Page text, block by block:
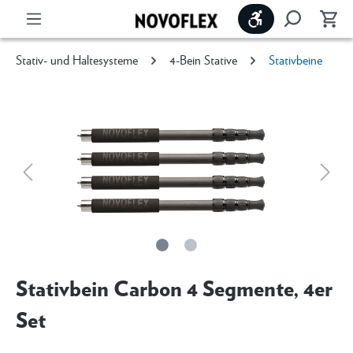
Werkzeugleiste
Stativ- und Haltesysteme 4-Bein Stative Stativbeine
Stativbein Carbon 4 Segmente, 4er
Set